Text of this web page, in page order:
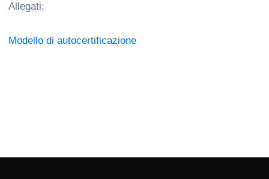
Allegati:
Modello di autocertificazione